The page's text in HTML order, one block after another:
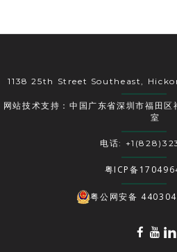
1138 25th Street Southeast,
网站技术支持：中国广东省深圳市福田
室
电话:
粤ICP备
粤公网安备